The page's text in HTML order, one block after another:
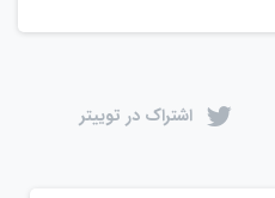
اشتراک در توییتر